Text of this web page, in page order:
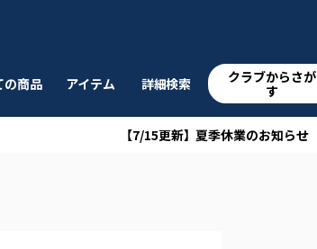
の商品 アイテム 詳細検索
クラブからさが
す
【7/15更新】夏季休業のお知らせ